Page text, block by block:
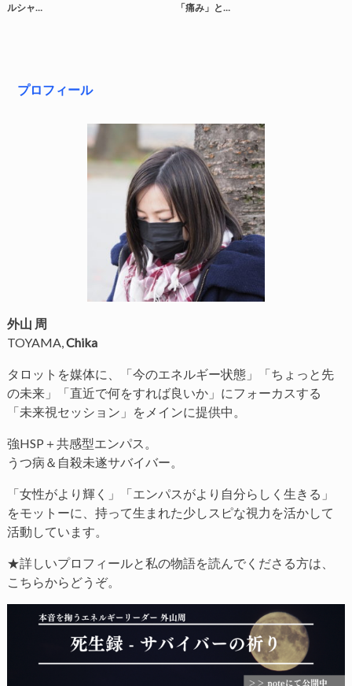
ルシャ…
「痛み」と…
プロフィール
外山 周
TOYAMA,Chika
タロットを媒体に、「今のエネルギー状態」「ちょっと先
の未来」「直近で何をすれば良いか」にフォーカスする
「未来視セッション」をメインに提供中。
強HSP＋共感型エンパス。
うつ病＆自殺未遂サバイバー。
「女性がより輝く」「エンパスがより自分らしく生きる」
をモットーに、持って生まれた少しスピな視力を活かして
活動しています。
★詳しいプロフィールと私の物語を読んでくださる方は、
こちらからどうぞ。